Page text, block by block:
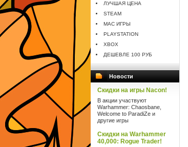
ЛУЧШАЯ ЦЕНА
STEAM
MAC ИГРЫ
PLAYSTATION
XBOX
ДЕШЕВЛЕ 100 РУБ
Новости
Скидки на игры Nacon!
В акции участвуют
Warhammer: Chaosbane,
Welcome to ParadiZe и
другие игры
Скидки на Warhammer
40,000: Rogue Trader!